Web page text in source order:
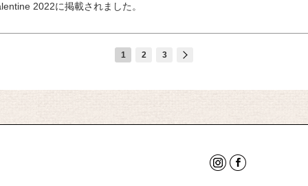
2022に掲載されました。
1 2 3